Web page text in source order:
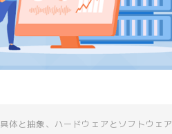
具体と抽象、ハードウェアとソフトウェア